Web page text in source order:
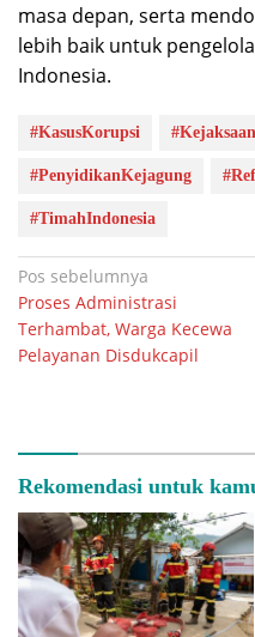
masa depan, serta
lebih baik untuk
Indonesia.
#KasusKorupsi
#PenyidikanKejagung
#TimahIndonesia
Navigasi
pos
Pos sebelumnya
Proses Administrasi
Terhambat, Warga Kecewa
Pelayanan Disdukcapil
Rekomendasi untuk